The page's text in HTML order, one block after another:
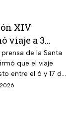
XIV
viaje a 3
de la Santa
que el viaje
entre el 6 y 17 de
de este mismo